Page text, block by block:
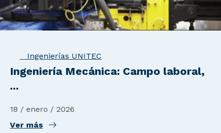
Ingenierías UNITEC
Ingeniería Mecánica: Campo laboral,
...
18 / enero / 2026
Ver más